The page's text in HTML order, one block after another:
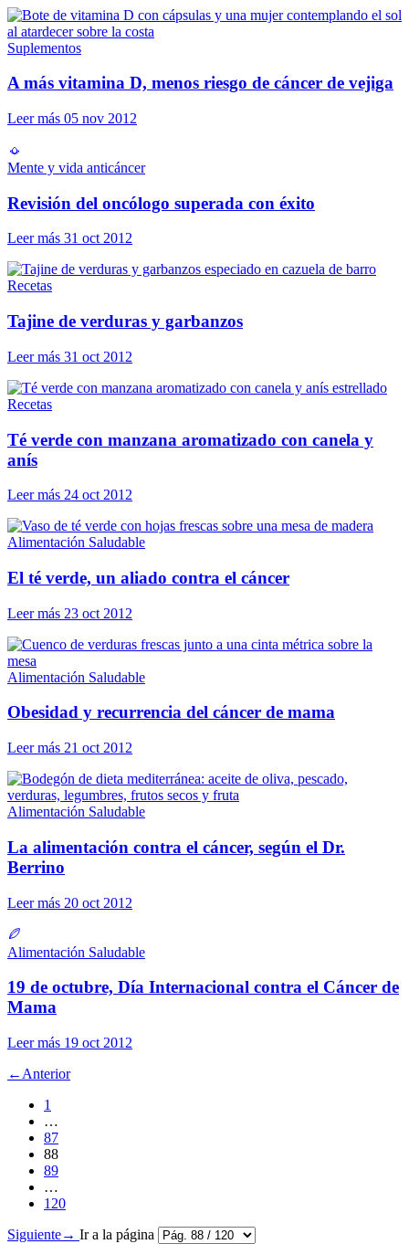
Suplementos
A más vitamina D, menos riesgo de cáncer de vejiga
Leer más 05 nov 2012
Mente y vida anticáncer
Revisión del oncólogo superada con éxito
Leer más 31 oct 2012
Recetas
Tajine de verduras y garbanzos
Leer más 31 oct 2012
Recetas
Té verde con manzana aromatizado con canela y
anís
Leer más 24 oct 2012
Alimentación Saludable
El té verde, un aliado contra el cáncer
Leer más 23 oct 2012
Alimentación Saludable
Obesidad y recurrencia del cáncer de mama
Leer más 21 oct 2012
Alimentación Saludable
La alimentación contra el cáncer, según el Dr.
Berrino
Leer más 20 oct 2012
Alimentación Saludable
19 de octubre, Día Internacional contra el Cáncer de
Mama
Leer más 19 oct 2012
← Anterior
1
…
87
88
89
…
120
Siguiente→ Ir a la página